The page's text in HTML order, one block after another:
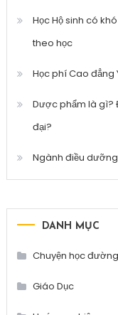
Học Hộ sinh có
theo học
Học phí Cao đẳng
Dược phẩm là gì?
đại?
Ngành điều
DANH MỤC
Chuyện học đường
Giáo Dục